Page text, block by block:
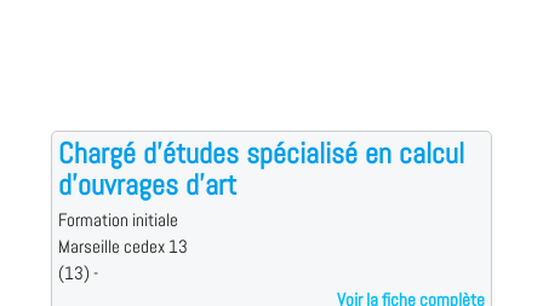
Chargé d'études spécialisé en calcul
d'ouvrages d'art
Formation initiale
Marseille cedex 13
(13) -
Voir la fiche complète